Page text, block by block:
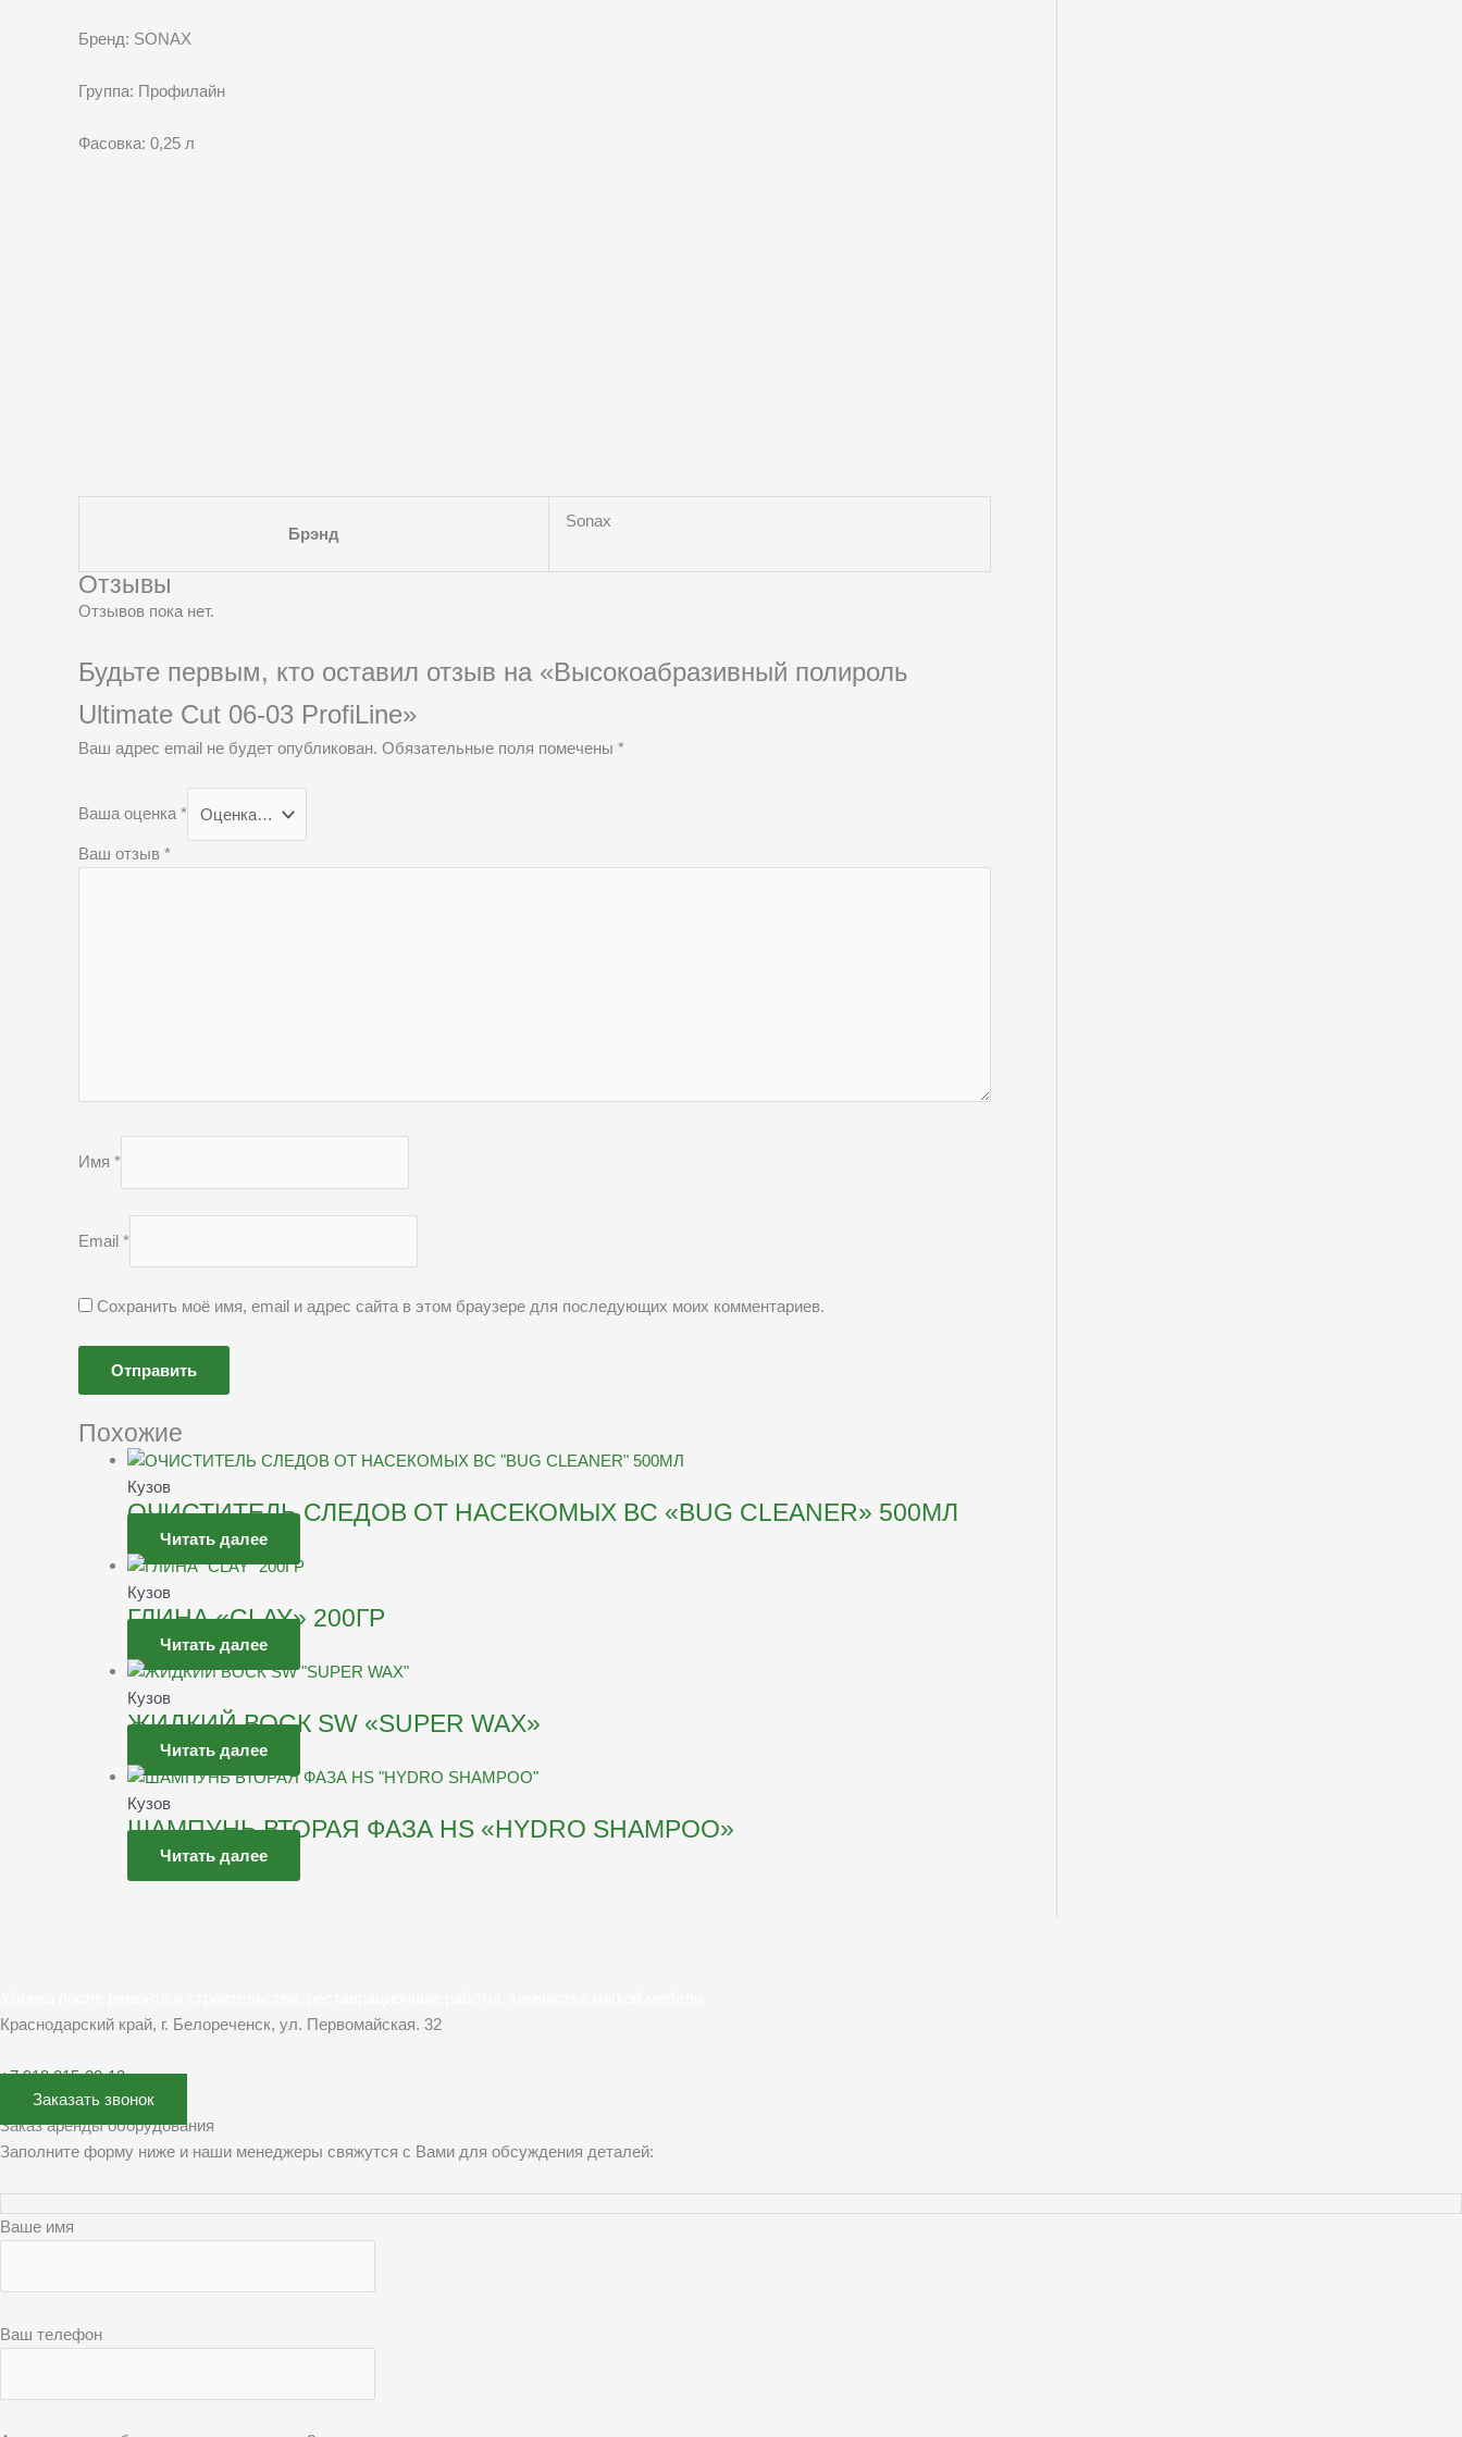
Бренд: SONAX
Группа: Профилайн
Фасовка: 0,25 л
Брэнд
Sonax
Отзывы
Отзывов пока нет.
Будьте первым, кто оставил отзыв на «Высокоабразивный полироль
Ultimate Cut 06-03 ProfiLine»
Ваш адрес email не будет опубликован. Обязательные поля помечены *
Ваша оценка*
Ваш отзыв *
Имя *
Email *
Сохранить моё имя, email и адрес сайта в этом браузере для последующих моих комментариев.
Похожие
Кузов
ОЧИСТИТЕЛЬ СЛЕДОВ ОТ НАСЕКОМЫХ BC «BUG CLEANER» 500МЛ
Читать далее
Кузов
ГЛИНА «CLAY» 200ГР
Читать далее
Кузов
ЖИДКИЙ ВОСК SW «SUPER WAX»
Читать далее
Кузов
ШАМПУНЬ ВТОРАЯ ФАЗА HS «HYDRO SHAMPOO»
Читать далее
Краснодарский край, г. Белореченск, ул. Первомайская. 32
+7 918 015-00-13
Заказать звонок
Заказ аренды оборудования
Заполните форму ниже и наши менеджеры свяжутся с Вами для обсуждения деталей:
Ваше имя
Ваш телефон